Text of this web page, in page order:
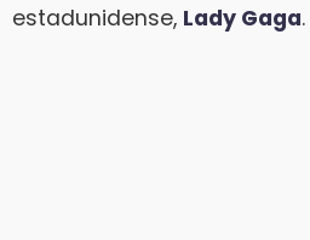
estadunidense, Lady Gaga.